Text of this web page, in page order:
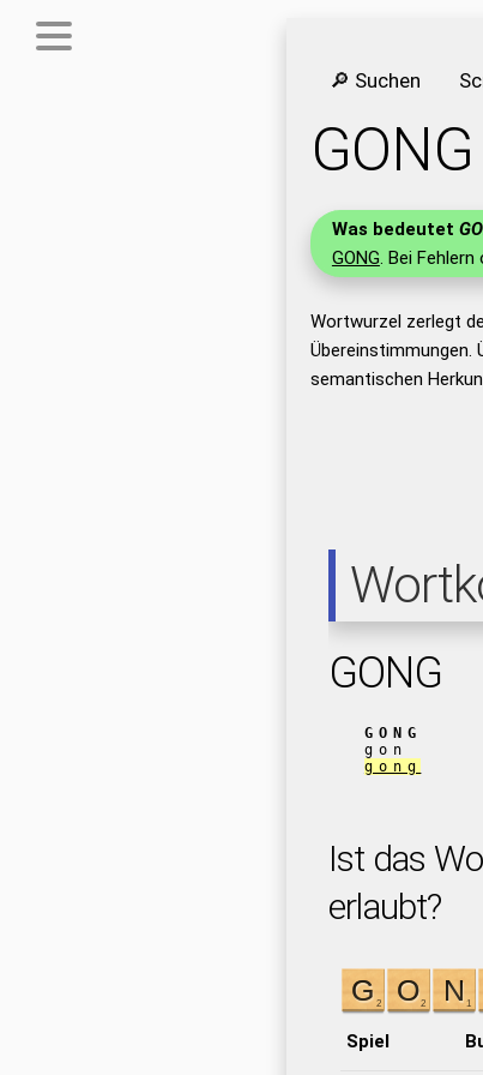
🔎 Suchen
GONG
Was bedeutet
GONG. Bei
Wortwurzel zerlegt
semantischen
GONG
GONG
gon
gong
Ist das
erlaubt?
Spiel